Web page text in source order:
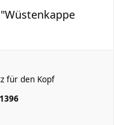
für den Kopf
1396